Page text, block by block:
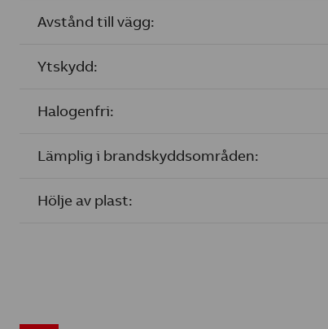
Avstånd till vägg:
Ytskydd:
Halogenfri:
Lämplig i brandskyddsområden:
Hölje av plast: